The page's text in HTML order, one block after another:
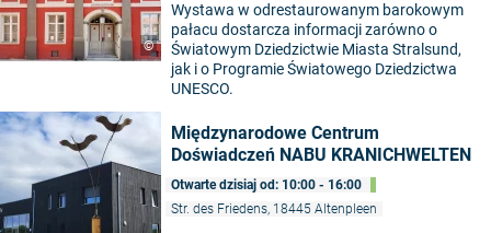
©
Wystawa w odrestaurowanym barokowym
pałacu dostarcza informacji zarówno o
Światowym Dziedzictwie Miasta Stralsund,
jak i o Programie Światowego Dziedzictwa
UNESCO.
Międzynarodowe Centrum
Doświadczeń NABU KRANICHWELTEN
Otwarte dzisiaj od: 10:00 - 16:00
Str. des Friedens, 18445 Altenpleen